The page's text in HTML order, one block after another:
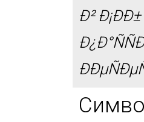
Ð²